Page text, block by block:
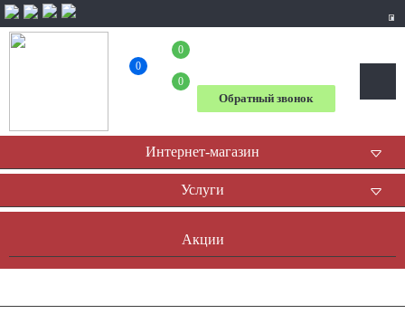
0
0
0
Обратный звонок
Интернет-магазин
Услуги
Акции